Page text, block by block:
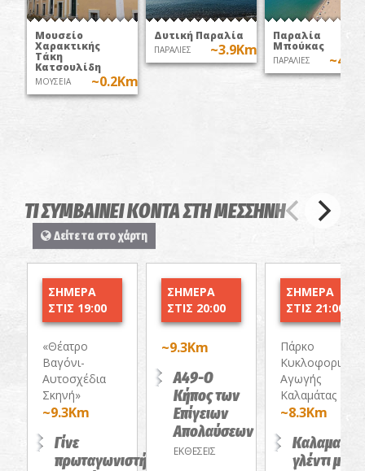
Μουσείο
Χαρακτικής
Τάκη
Κατσουλίδη
ΜΟΥΣΕΙΑ ~0.2Km
Δυτική Παραλία
ΠΑΡΑΛΙΕΣ ~3.9Km
Παραλία
Μπούκας
ΠΑΡΑΛΙΕΣ
ΤΙ ΣΥΜΒΑΙΝΕΙ ΚΟΝΤΑ ΣΤΗ ΜΕΣΣΗΝΗ
Δείτε τα στο χάρτη
ΣΗΜΕΡΑ
ΣΤΙΣ 19:00
«Θέατρο
Βαγόνι-
Αυτοσχέδια
Σκηνή»
~9.3Km
Γίνε
πρωταγωνιστής
ΣΗΜΕΡΑ
ΣΤΙΣ 20:00
~9.3Km
Α49-Ο
Κήπος των
Επίγειων
Απολαύσεων
ΕΚΘΕΣΕΙΣ
ΣΗΜΕΡΑ
ΣΤΙΣ 21:00
Πάρκο
Κυκλοφοριακής
Αγωγής
Καλαμάτας
~8.3Km
γλέντι με